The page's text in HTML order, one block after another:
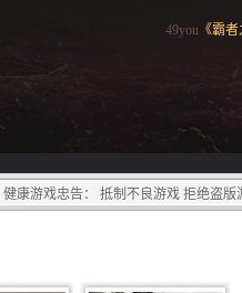
49you《霸者
健康游戏忠告： 抵制不良游戏 拒绝盗